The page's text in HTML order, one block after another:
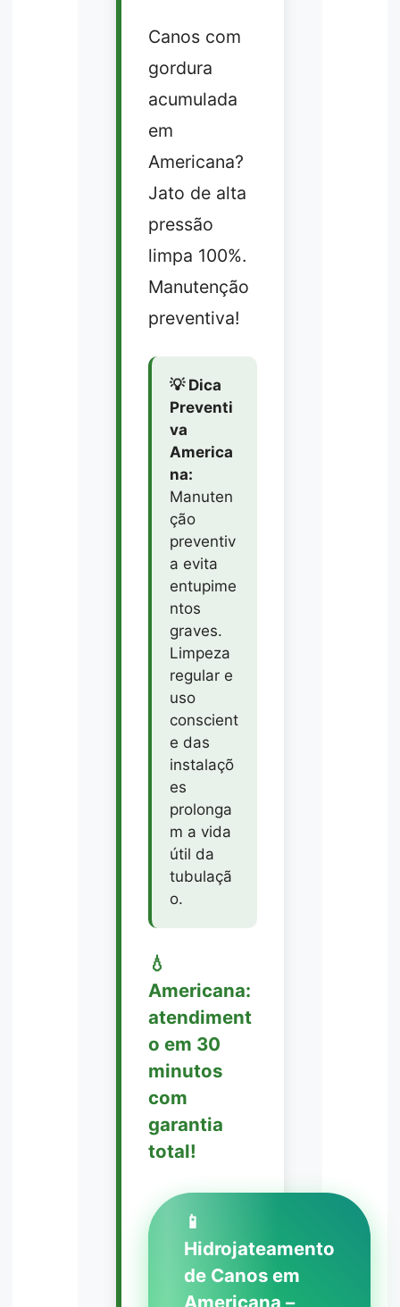
Canos com
gordura
acumulada
em
Americana?
Jato de alta
pressão
limpa 100%.
Manutenção
preventiva!
💡 Dica
Preventi
va
America
na:
Manuten
ção
preventiv
a evita
entupime
ntos
graves.
Limpeza
regular e
uso
conscient
e das
instalaçõ
es
prolonga
m a vida
útil da
tubulaçã
o.
💧
Americana:
atendiment
o em 30
minutos
com
garantia
total!
📱
Hidrojateamento
de Canos em
Americana –